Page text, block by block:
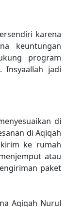
karena
keuntungan
program
Insyaallah jadi
di
di Aqiqah
ke rumah
atau
paket
Aqiqah Nurul